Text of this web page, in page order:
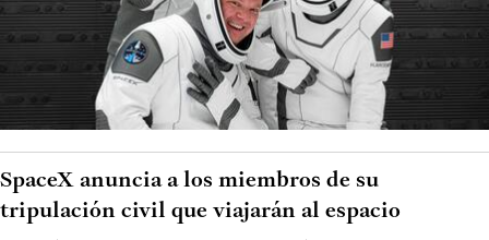
SpaceX anuncia a los miembros de su
tripulación civil que viajarán al espacio